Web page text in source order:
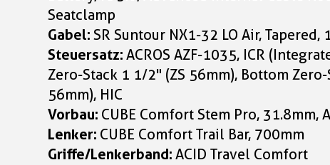
Seatclamp
Gabel:SR Suntour NX1-32 LO Air,
Steuersatz:ACROS AZF-1035, ICR
Zero-Stack 1 1/2" (ZS 56mm), Bottom
56mm), HIC
Vorbau: CUBE Comfort Stem Pro, 31.8mm,
Lenker: CUBE Comfort Trail Bar, 700mm
Griffe/Lenkerband:ACID Travel Comfort